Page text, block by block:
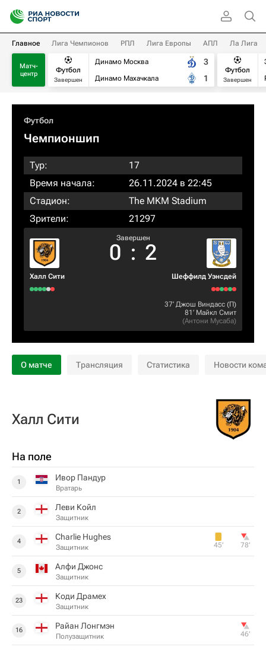
Главное Лига Чемпионов РПЛ Лига Европы АПЛ Ла Лига
Матч-
центр
Футбол
Завершен
Динамо Москва
Динамо Махачкала
3
1
Футбол
Завершен
Футбол
Чемпионшип
Тур:
17
Время начала:
26.11.2024 в 22:45
Стадион:
The MKM Stadium
Зрители:
21297
Халл Сити
Завершен
0 : 2
Шеффилд Уэнсдей
37‎’‎ Джош Виндасс (П)
81‎’‎ Майкл Смит
(Антони Мусаба)
О матче Трансляция Статистика Новости
Халл Сити
На поле
1 Ивор Пандур
Вратарь
2 Леви Койл
Защитник
4 Charlie Hughes
Защитник 45‎’‎ 78‎’‎
5 Алфи Джонс
Защитник
23 Коди Драмех
Защитник
16 Райан Лонгмэн
Полузащитник 46‎’‎